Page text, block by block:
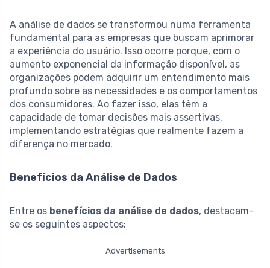
A análise de dados se transformou numa ferramenta
fundamental para as empresas que buscam aprimorar
a experiência do usuário. Isso ocorre porque, com o
aumento exponencial da informação disponível, as
organizações podem adquirir um entendimento mais
profundo sobre as necessidades e os comportamentos
dos consumidores. Ao fazer isso, elas têm a
capacidade de tomar decisões mais assertivas,
implementando estratégias que realmente fazem a
diferença no mercado.
Benefícios da Análise de Dados
Entre os benefícios da análise de dados, destacam-
se os seguintes aspectos:
Advertisements